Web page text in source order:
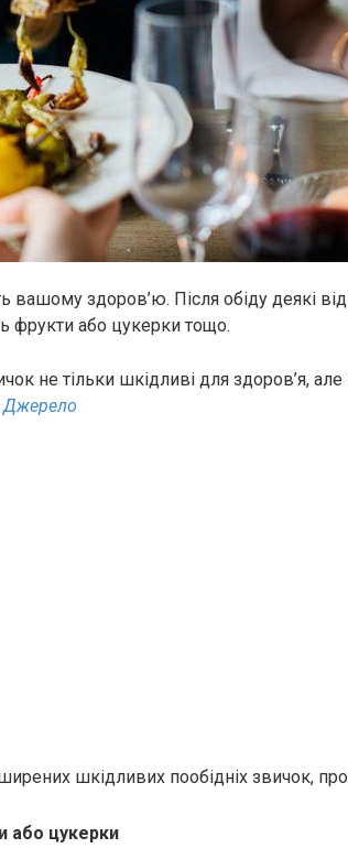
вашому здоров’ю. Після обіду деякі
фрукти або цукерки тощо.
не тільки шкідливі для здоров’я,
Джерело
шкідливих пообідніх звичок,
або цукерки